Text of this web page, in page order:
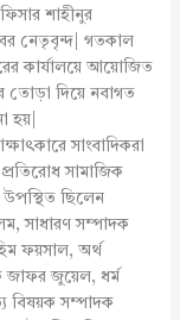
শাহীনুর
নেতৃবৃন্দ| গতকাল
কার্যালয়ে আয়োজিত
তোড়া দিয়ে নবাগত
হয়|
সাংবাদিকরা
সামাজিক
উপস্থিত ছিলেন
সাধারণ সম্পাদক
ফয়সাল, অর্থ
জাফর জুয়েল, ধর্ম
বিষয়ক সম্পাদক